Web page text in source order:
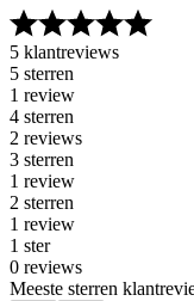
5 klantreviews
5 sterren
1 review
4 sterren
2 reviews
3 sterren
1 review
2 sterren
1 review
1 ster
0 reviews
Meeste sterren